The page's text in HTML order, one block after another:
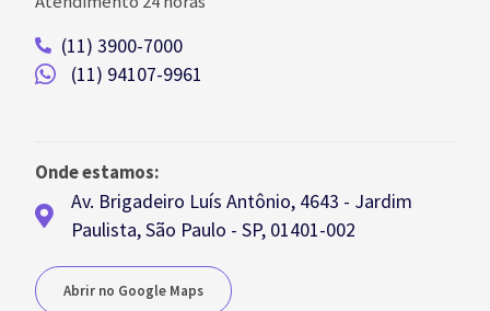
(11) 3900-7000
(11) 94107-9961
Onde estamos:
Av. Brigadeiro Luís Antônio, 4643 - Jardim
Paulista, São Paulo - SP, 01401-002
Abrir no Google Maps